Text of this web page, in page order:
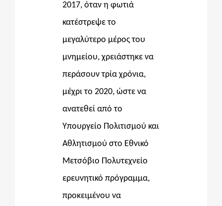
2017, όταν η φωτιά
κατέστρεψε το
μεγαλύτερο μέρος του
μνημείου, χρειάστηκε να
περάσουν τρία χρόνια,
μέχρι το 2020, ώστε να
ανατεθεί από το
Υπουργείο Πολιτισμού και
Αθλητισμού στο Εθνικό
Μετσόβιο Πολυτεχνείο
ερευνητικό πρόγραμμα,
προκειμένου να